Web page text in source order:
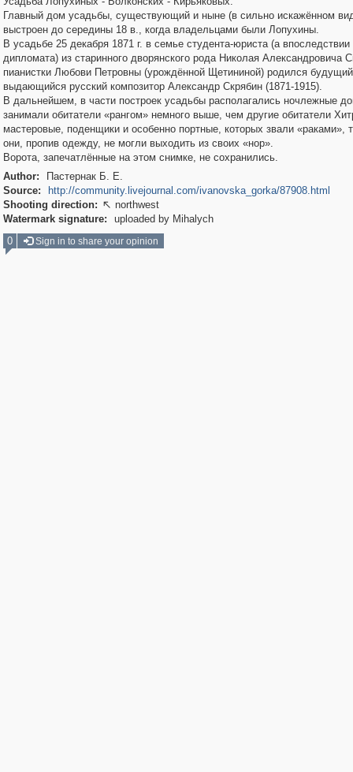
Главный дом усадьбы, существующий и ныне (в сильно искажённом
выстроен до середины 18 в., когда владельцами были Лопухины.
В усадьбе 25 декабря 1871 г. в семье студента-юриста (а впоследствии
дипломата) из старинного дворянского рода Николая Александровича
пианистки Любови Петровны (урождённой Щетининой) родился будущий
выдающийся русский композитор Александр Скрябин (1871-1915).
В дальнейшем, в части построек усадьбы располагались ночлежные
занимали обитатели «рангом» немного выше, чем другие обитатели
мастеровые, поденщики и особенно портные, которых звали «раками»,
они, пропив одежду, не могли выходить из своих «нор».
Ворота, запечатлённые на этом снимке, не сохранились.
Author:
Пастернак Б. Е.
Source:
http://community.livejournal.com/ivanovska_gorka/87908.html
Shooting direction:  northwest
Watermark signature:
uploaded by Mihalych
0
Sign in to share your opinion